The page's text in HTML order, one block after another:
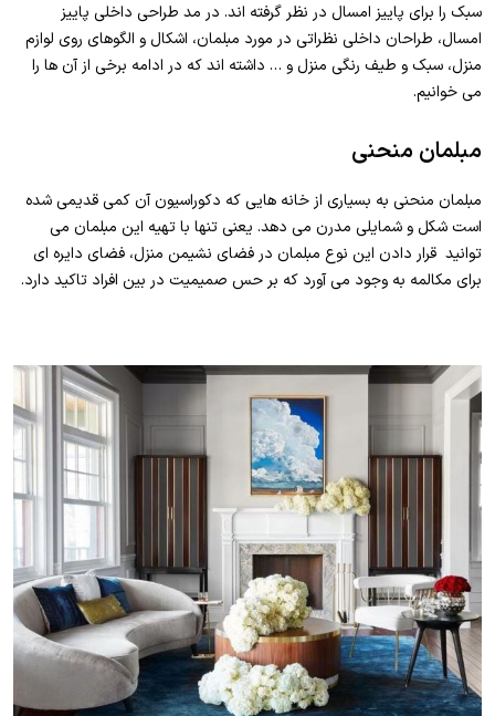
سبک را برای پاییز امسال در نظر گرفته اند. در مد طراحی داخلی پاییز
امسال، طراحان داخلی نظراتی در مورد مبلمان، اشکال و الگوهای روی لوازم
منزل، سبک و طیف رنگی منزل و … داشته اند که در ادامه برخی از آن ها را
می خوانیم.
مبلمان منحنی
مبلمان منحنی به بسیاری از خانه هایی که دکوراسیون آن کمی قدیمی شده
است شکل و شمایلی مدرن می دهد. یعنی تنها با تهیه این مبلمان می
توانید قرار دادن این نوع مبلمان در فضای نشیمن منزل، فضای دایره ای
برای مکالمه به وجود می آورد که بر حس صمیمیت در بین افراد تاکید دارد.